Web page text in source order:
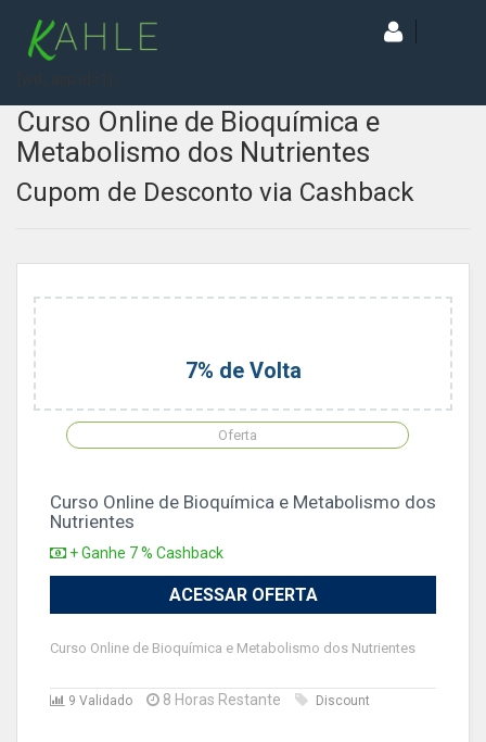
Curso Online de Bioquímica e
Metabolismo dos Nutrientes
Cupom de Desconto via Cashback
7% de Volta
Oferta
Curso Online de Bioquímica e Metabolismo dos
Nutrientes
+ Ganhe 7 % Cashback
ACESSAR OFERTA
Curso Online de Bioquímica e Metabolismo dos Nutrientes
9 Validado 8 Horas Restante Discount